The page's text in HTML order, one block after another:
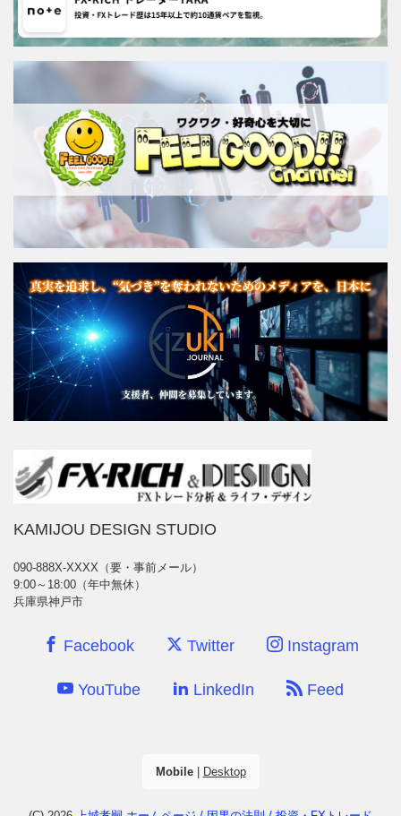
KAMIJOU DESIGN STUDIO
090-888X-XXXX（要・事前メール）
9:00～18:00（年中無休）
兵庫県神戸市
Facebook Twitter Instagram
YouTube LinkedIn Feed
Mobile| Desktop